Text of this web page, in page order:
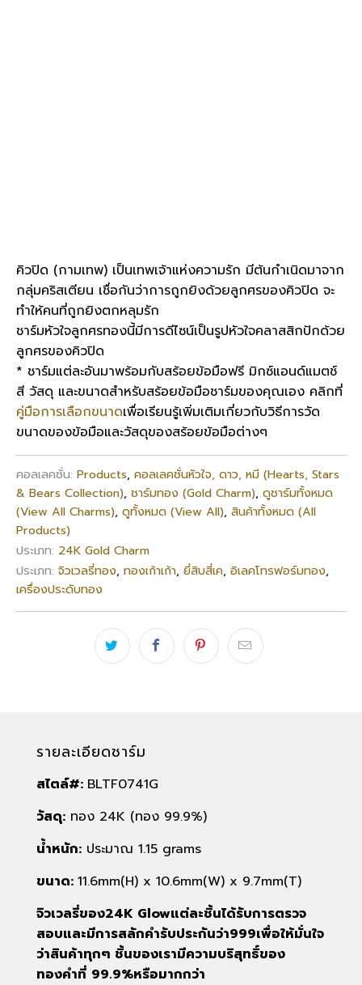
คิวปิด (กามเทพ) เป็นเทพเจ้าแห่งความรัก มีต้นกำเนิดมาจาก
กลุ่มคริสเตียน เชื่อกันว่าการถูกยิงด้วยลูกศรของคิวปิด จะ
ทำให้คนที่ถูกยิงตกหลุมรัก
ชาร์มหัวใจลูกศรทองนี้มีการดีไซน์เป็นรูปหัวใจคลาสสิกปักด้วย
ลูกศรของคิวปิด
* ชาร์มแต่ละอันมาพร้อมกับสร้อยข้อมือฟรี มิกซ์แอนด์แมตช์
สี วัสดุ และขนาดสำหรับสร้อยข้อมือชาร์มของคุณเอง คลิกที่
คู่มือการเลือกขนาดเพื่อเรียนรู้เพิ่มเติมเกี่ยวกับวิธีการวัด
ขนาดของข้อมือและวัสดุของสร้อยข้อมือต่างๆ
คอลเลคชั่น: Products, คอลเลคชั่นหัวใจ, ดาว, หมี (Hearts, Stars
& Bears Collection), ชาร์มทอง (Gold Charm), ดูชาร์มทั้งหมด
(View All Charms), ดูทั้งหมด (View All), สินค้าทั้งหมด (All
Products)
ประเภท: 24K Gold Charm
ประเภท: จิวเวลรี่ทอง, ทองเก้าเก้า, ยี่สิบสี่เค, อิเลคโทรฟอร์มทอง,
เครื่องประดับทอง
รายละเอียดชาร์ม
สไตล์#: BLTF0741G
วัสดุ:ทอง 24K (ทอง 99.9%)
น้ำหนัก:ประมาณ 1.15 grams
ขนาด: 11.6mm(H) x 10.6mm(W) x 9.7mm(T)
จิวเวลรี่ของ24K Glowแต่ละชิ้นได้รับการตรวจ
สอบและมีการสลักคำรับประกันว่า999เพื่อให้มั่นใจ
ว่าสินค้าทุกๆ ชิ้นของเรามีความบริสุทธิ์ของ
ทองคำที่ 99.9%หรือมากกว่า